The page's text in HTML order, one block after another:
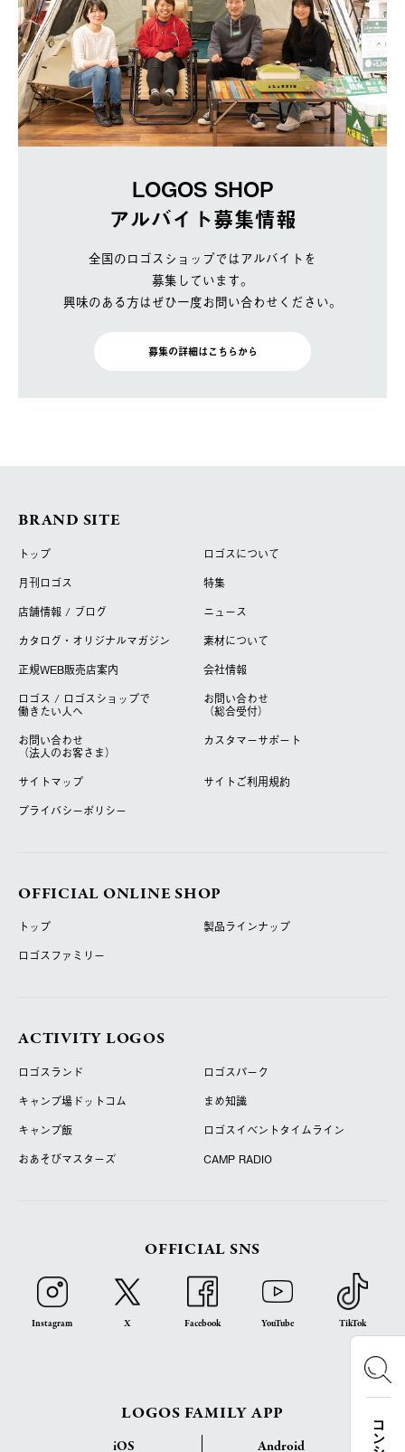
LOGOS SHOP
アルバイト募集情報
全国のロゴスショップではアルバイトを
募集しています。
興味のある方はぜひ一度お問い合わせください。
募集の詳細はこちらから
BRAND SITE
トップ
ロゴスについて
月刊ロゴス
特集
店舗情報 / ブログ
ニュース
カタログ・オリジナルマガジン
素材について
正規WEB販売店案内
会社情報
ロゴス / ロゴスショップで
働きたい人へ
お問い合わせ
（総合受付）
お問い合わせ
（法人のお客さま）
カスタマーサポート
サイトマップ
サイトご利用規約
プライバシーポリシー
OFFICIAL ONLINE SHOP
トップ
製品ラインナップ
ロゴスファミリー
ACTIVITY LOGOS
ロゴスランド
ロゴスパーク
キャンプ場ドットコム
まめ知識
キャンプ飯
ロゴスイベントタイムライン
おあそびマスターズ
CAMP RADIO
OFFICIAL SNS
Instagram X Facebook YouTube TikTok
LOGOS FAMILY APP
iOS Android